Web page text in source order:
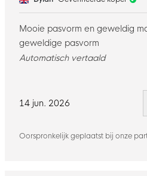
14 jun. 2026
Oorspronkelijk geplaatst bij onze
Mooie pasvorm en geweldig
geweldige pasvorm
Automatisch vertaald